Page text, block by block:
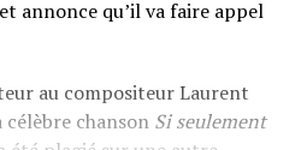
annonce qu’il va faire appel
au compositeur Laurent
chanson Si seulement